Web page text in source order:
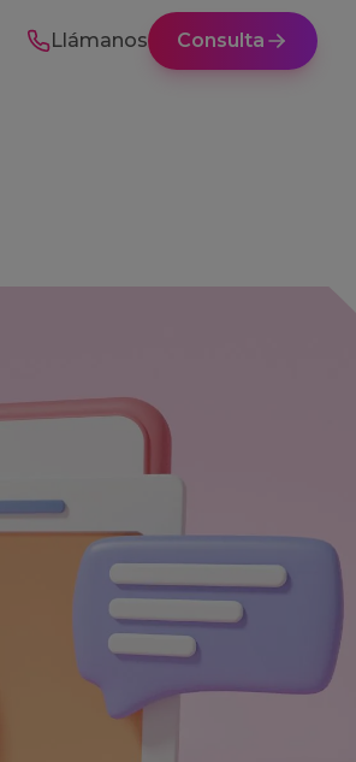
Llámanos Consulta